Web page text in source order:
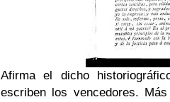
Afirma el dicho
escriben los vencedores.